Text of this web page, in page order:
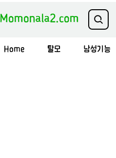
Momonala2.com
Home 탈모 남성기능